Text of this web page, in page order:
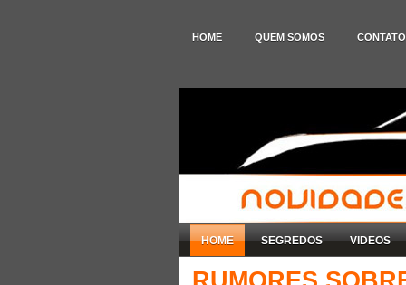
HOME QUEM SOMOS CONTATO
HOME SEGREDOS VIDEOS